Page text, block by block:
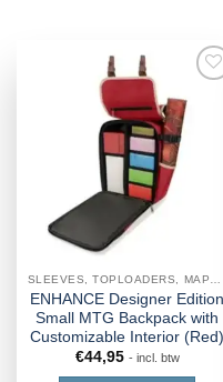
SLEEVES, TOPLOADERS, MAPPEN EN DECKBOX
ENHANCE Designer Edition
Small MTG Backpack with
Customizable Interior (Red)
€44,95 - incl. btw